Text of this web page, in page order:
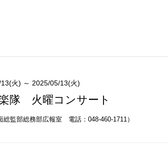
火) ～ 2025/05/13(火)
隊 火曜コンサート
総監部総務部広報室 電話：048-460-1711）